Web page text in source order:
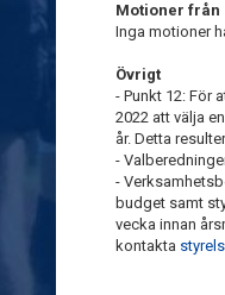
Motioner från
Inga motioner
Övrigt
- Punkt 12: För
2022 att välja
år. Detta
-
-
budget samt
vecka innan
kontakta